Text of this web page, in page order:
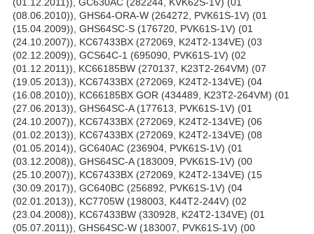
(08.06.2010)), GHS64-ORA-W (264272, PVK61S-1V) (01
(15.04.2009)), GHS64SC-S (176720, PVK61S-1V) (01
(24.10.2007)), KC67433BX (272069, K24T2-134VE) (03
(02.12.2009)), GCS64C-1 (695090, PVK61S-1V) (02
(01.12.2011)), KC66185BW (270137, K23T2-264VM) (07
(19.05.2013)), KC67433BX (272069, K24T2-134VE) (04
(16.08.2010)), KC66185BX GOR (434489, K23T2-264VM) (01
(27.06.2013)), GHS64SC-A (177613, PVK61S-1V) (01
(24.10.2007)), KC67433BX (272069, K24T2-134VE) (06
(01.02.2013)), KC67433BX (272069, K24T2-134VE) (08
(01.05.2014)), GC640AC (236904, PVK61S-1V) (01
(03.12.2008)), GHS64SC-A (183009, PVK61S-1V) (00
(25.10.2007)), KC67433BX (272069, K24T2-134VE) (15
(30.09.2017)), GC640BC (256892, PVK61S-1V) (04
(02.01.2013)), KC7705W (198003, K44T2-244V) (02
(23.04.2008)), KC67433BW (330928, K24T2-134VE) (01
(05.07.2011)), GHS64SC-W (183007, PVK61S-1V) (00